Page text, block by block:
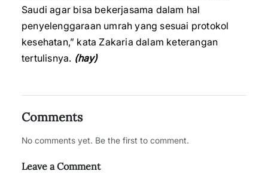
Saudi agar bisa bekerjasama dalam hal
penyelenggaraan umrah yang sesuai protokol
kesehatan,” kata Zakaria dalam keterangan
tertulisnya. (hay)
Comments
No comments yet. Be the first to comment.
Leave a Comment